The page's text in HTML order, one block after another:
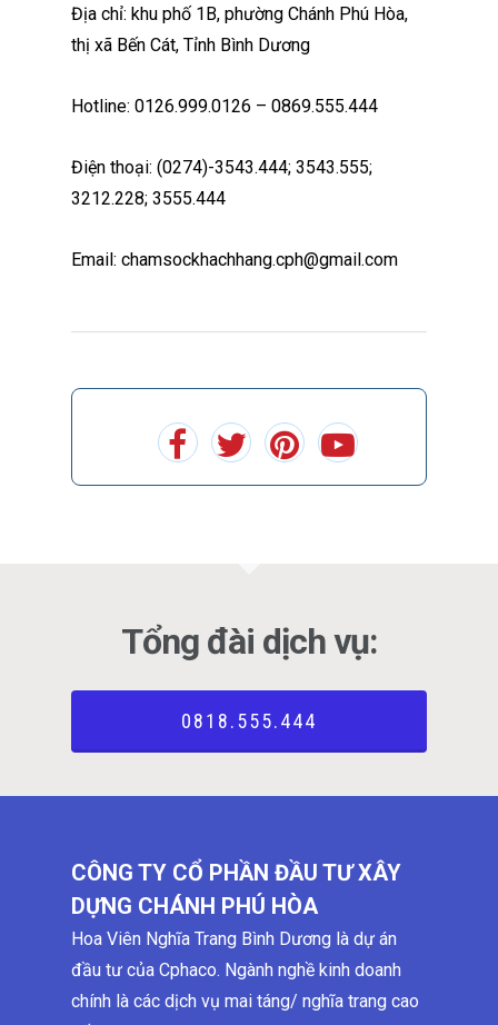
Địa chỉ: khu phố 1B, phường Chánh Phú Hòa,
thị xã Bến Cát, Tỉnh Bình Dương
Hotline: 0126.999.0126 – 0869.555.444
Điện thoại: (0274)-3543.444; 3543.555;
3212.228; 3555.444
Email: chamsockhachhang.cph@gmail.com
Tổng đài dịch vụ:
0818.555.444
CÔNG TY CỔ PHẦN ĐẦU TƯ XÂY
DỰNG CHÁNH PHÚ HÒA
Hoa Viên Nghĩa Trang Bình Dương là dự án
đầu tư của Cphaco. Ngành nghề kinh doanh
chính là các dịch vụ mai táng/ nghĩa trang cao